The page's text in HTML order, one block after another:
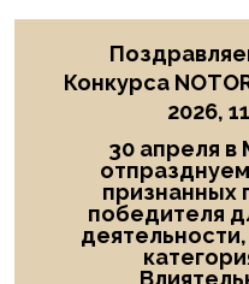
Конкурса
2026,
30 апреля в
признанных
победителя